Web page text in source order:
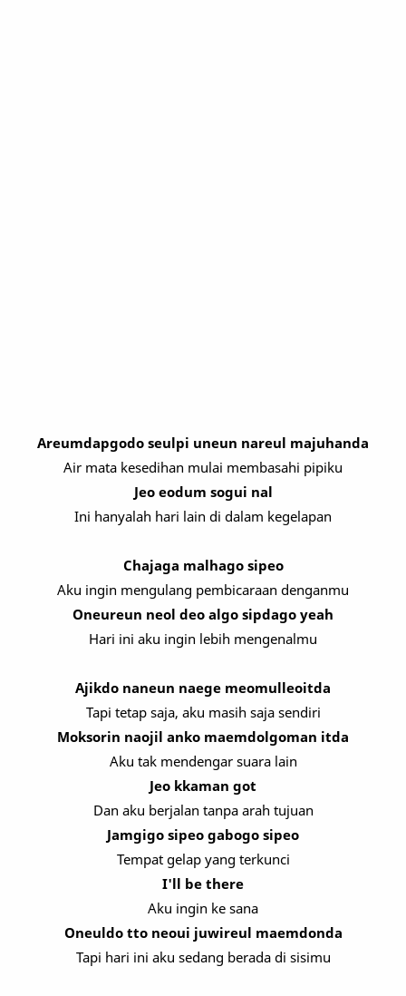
Areumdapgodo seulpi uneun nareul majuhanda
Air mata kesedihan mulai membasahi pipiku
Jeo eodum sogui nal
Ini hanyalah hari lain di dalam kegelapan
Chajaga malhago sipeo
Aku ingin mengulang pembicaraan denganmu
Oneureun neol deo algo sipdago yeah
Hari ini aku ingin lebih mengenalmu
Ajikdo naneun naege meomulleoitda
Tapi tetap saja, aku masih saja sendiri
Moksorin naojil anko maemdolgoman itda
Aku tak mendengar suara lain
Jeo kkaman got
Dan aku berjalan tanpa arah tujuan
Jamgigo sipeo gabogo sipeo
Tempat gelap yang terkunci
I'll be there
Aku ingin ke sana
Oneuldo tto neoui juwireul maemdonda
Tapi hari ini aku sedang berada di sisimu